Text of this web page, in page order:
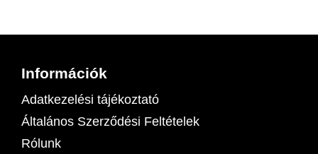
Információk
Adatkezelési tájékoztató
Általános Szerződési Feltételek
Rólunk